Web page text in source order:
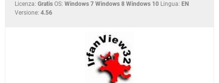
Licenza: Gratis OS: Windows 7 Windows 8 Windows 10 Lingua: EN
Versione: 4.56